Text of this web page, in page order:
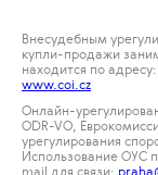
Внесудебным
купли-продажи
находится по
www.coi.cz
Онлайн-
ODR-VO,
урегулирования
Использование ОУС